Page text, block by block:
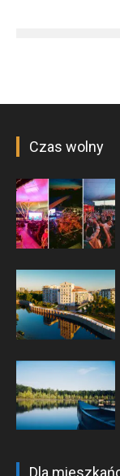
Czas wolny